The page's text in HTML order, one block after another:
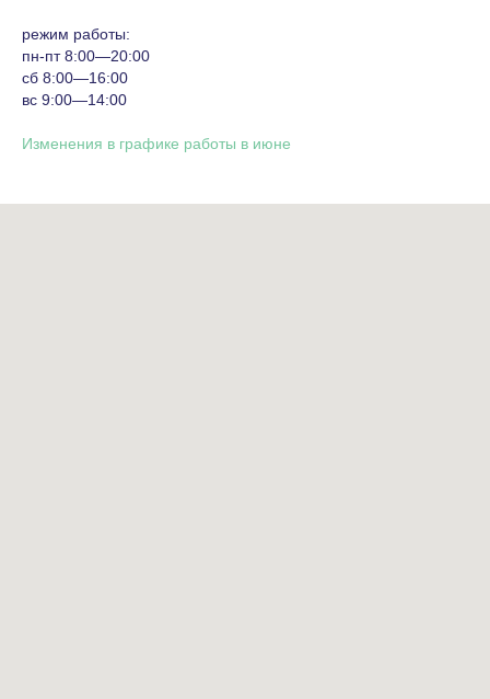
режим работы:
пн-пт 8:00—20:00
сб 8:00—16:00
вс 9:00—14:00
Изменения в графике работы в июне